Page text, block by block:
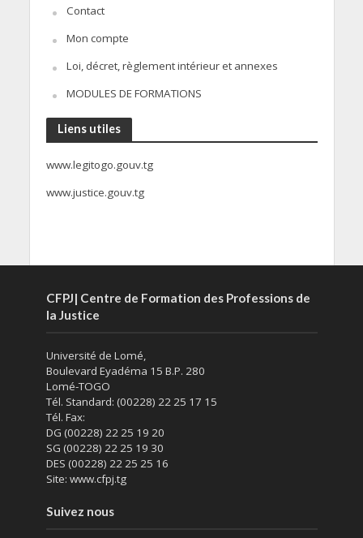
Contact
Mon compte
Loi, décret, règlement intérieur et annexes
MODULES DE FORMATIONS
Liens utiles
www.legitogo.gouv.tg
www.justice.gouv.tg
CFPJ| Centre de Formation des Professions de
la Justice
Université de Lomé,
Boulevard Eyadéma 15 B.P. 280
Lomé-TOGO
Tél. Standard: (00228) 22 25 17 15
Tél. Fax:
DG (00228) 22 25 19 20
SG (00228) 22 25 19 30
DES (00228) 22 25 25 16
Site: www.cfpj.tg
Suivez nous